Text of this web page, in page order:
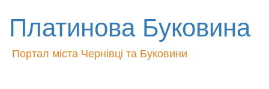
Платинова Буковина
Портал міста Чернівці та Буковини